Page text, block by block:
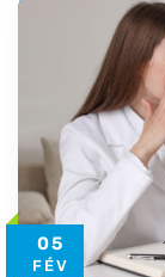
05
FÉV